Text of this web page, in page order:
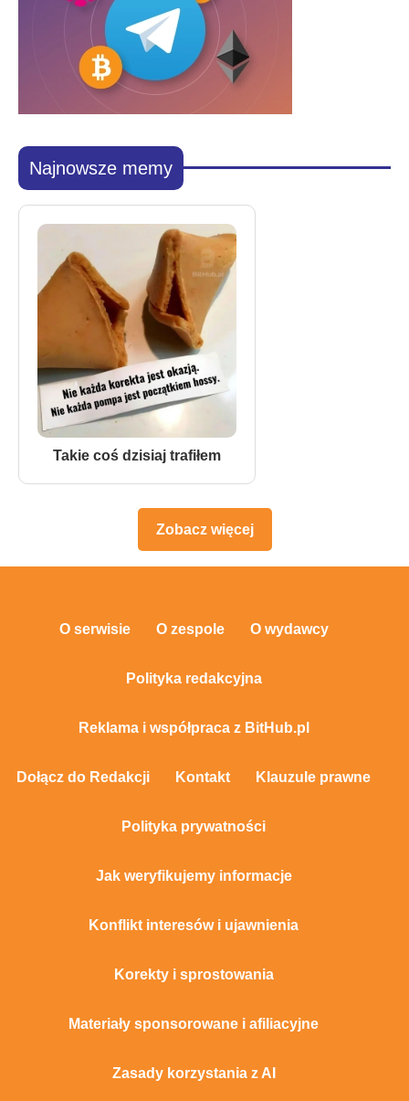
Najnowsze memy
Takie coś dzisiaj trafiłem
Zobacz więcej
O serwisie O zespole O wydawcy
Polityka redakcyjna
Reklama i współpraca z BitHub.pl
Dołącz do Redakcji Kontakt Klauzule prawne
Polityka prywatności
Jak weryfikujemy informacje
Konflikt interesów i ujawnienia
Korekty i sprostowania
Materiały sponsorowane i afiliacyjne
Zasady korzystania z AI